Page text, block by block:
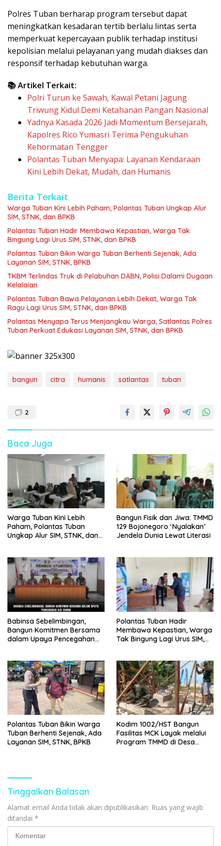
Polres Tuban berharap program tersebut dapat
meningkatkan kesadaran tertib berlalu lintas serta
memperkuat kepercayaan publik terhadap institusi
kepolisian melalui pelayanan yang mudah diakses dan
responsif terhadap kebutuhan warga.
📚 Artikel Terkait:
Polri Turun ke Sawah, Kawal Petani Jagung
Triwung Kidul Demi Ketahanan Pangan Nasional
Yadnya Kasada 2026 Jadi Momentum Bersejarah,
Kapolres Rico Yumasri Terima Pengukuhan
Kehormatan Tengger
Polantas Tuban Menyapa: Layanan Kendaraan
Kini Lebih Dekat, Mudah, dan Humanis
Berita Terkait
Warga Tuban Kini Lebih Paham, Polantas Tuban Ungkap Alur
SIM, STNK, dan BPKB
Polantas Tuban Hadir Membawa Kepastian, Warga Tak
Bingung Lagi Urus SIM, STNK, dan BPKB
Polantas Tuban Bikin Warga Tuban Berhenti Sejenak, Ada
Layanan SIM, STNK, BPKB
TKBM Terlindas Truk di Pelabuhan DABN, Polisi Dalami Dugaan
Kelalaian
Polantas Tuban Bawa Pelayanan Lebih Dekat, Warga Tak
Ragu Lagi Urus SIM, STNK, dan BPKB
Polantas Menyapa Terus Menjangkau Warga, Satlantas Polres
Tuban Perkuat Edukasi Layanan SIM, STNK, dan BPKB
bangun citra humanis satlantas tuban
2
Baca Juga
Warga Tuban Kini Lebih
Paham, Polantas Tuban
Ungkap Alur SIM, STNK, dan
Bangun Fisik dan Jiwa: TMMD
129 Bojonegoro ‘Nyalakan’
Jendela Dunia Lewat Literasi
Babinsa Sebelimbingan,
Bangun Komitmen Bersama
dalam Upaya Pencegahan
Polantas Tuban Hadir
Membawa Kepastian, Warga
Tak Bingung Lagi Urus SIM,
Polantas Tuban Bikin Warga
Tuban Berhenti Sejenak, Ada
Layanan SIM, STNK, BPKB
Kodim 1002/HST Bangun
Fasilitas MCK Layak melalui
Program TMMD di Desa
Tinggalkan Balasan
Alamat email Anda tidak akan dipublikasikan. Ruas yang wajib
ditandai *